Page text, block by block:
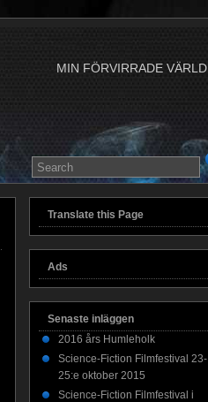
MIN FÖRVIRRADE VÄRLD
Translate this Page
Ads
Senaste inläggen
2016 års Humleholk
Science-Fiction Filmfestival 23-
25:e oktober 2015
Science-Fiction Filmfestival i